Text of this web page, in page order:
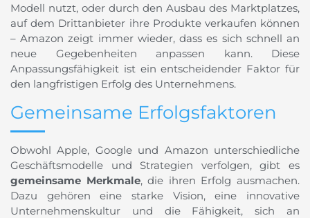
Modell nutzt, oder durch den Ausbau des Marktplatzes,
auf dem Drittanbieter ihre Produkte verkaufen können
– Amazon zeigt immer wieder, dass es sich schnell an
neue Gegebenheiten anpassen kann. Diese
Anpassungsfähigkeit ist ein entscheidender Faktor für
den langfristigen Erfolg des Unternehmens.
Gemeinsame Erfolgsfaktoren
Obwohl Apple, Google und Amazon unterschiedliche
Geschäftsmodelle und Strategien verfolgen, gibt es
gemeinsame Merkmale, die ihren Erfolg ausmachen.
Dazu gehören eine starke Vision, eine innovative
Unternehmenskultur und die Fähigkeit, sich an